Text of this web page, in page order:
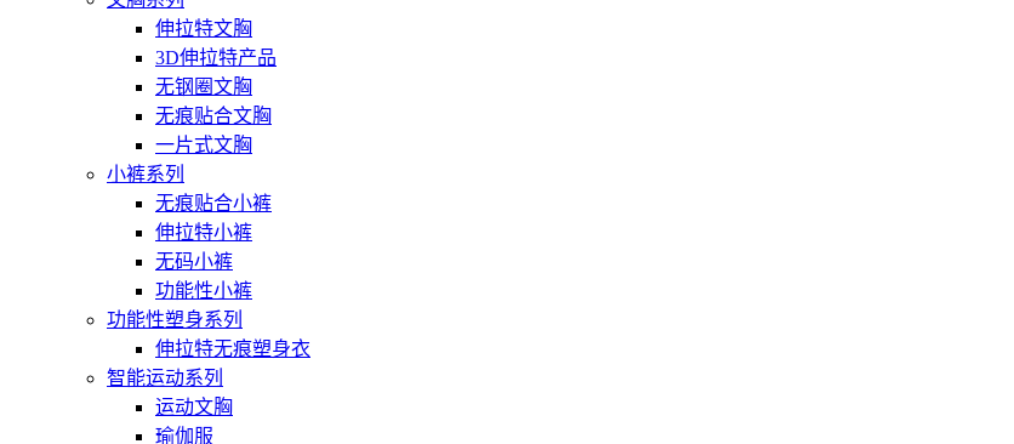
伸拉特文胸
3D伸拉特产品
无钢圈文胸
无痕贴合文胸
一片式文胸
小裤系列
无痕贴合小裤
伸拉特小裤
无码小裤
功能性小裤
功能性塑身系列
伸拉特无痕塑身衣
智能运动系列
运动文胸
瑜伽服